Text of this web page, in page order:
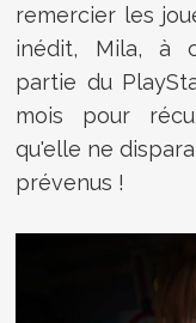
remercier les
inédit, Mila, à
partie du
mois pour
qu'elle ne
prévenus !